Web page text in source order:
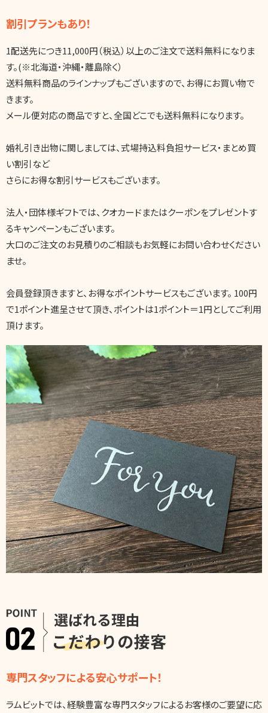
割引プランもあり！
1配送先につき11,000円（税込）以上のご注文で送料無料になりま
す。(※北海道・沖縄・離島除く）
送料無料商品のラインナップもございますので、お得にお買い物で
きます。
メール便対応の商品ですと、全国どこでも送料無料になります。
婚礼引き出物に関しましては、式場持込料負担サービス・まとめ買
い割引など
さらにお得な割引サービスもございます。
法人・団体様ギフトでは、クオカードまたはクーポンをプレゼントす
るキャンペーンもございます。
大口のご注文のお見積りのご相談もお気軽にお問い合わせください
ませ。
会員登録頂きますと、お得なポイントサービスもございます。 100円
で1ポイント進呈させて頂き、ポイントは1ポイント＝1円としてご利用
頂けます。
専門スタッフによる安心サポート！
ラムビットでは、経験豊富な専門スタッフによるお客様のご要望に応